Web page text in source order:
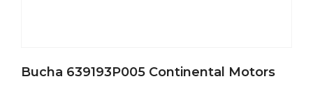
Bucha 639193P005 Continental Motors